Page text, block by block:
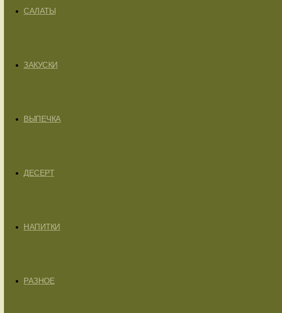
САЛАТЫ
ЗАКУСКИ
ВЫПЕЧКА
ДЕСЕРТ
НАПИТКИ
РАЗНОЕ